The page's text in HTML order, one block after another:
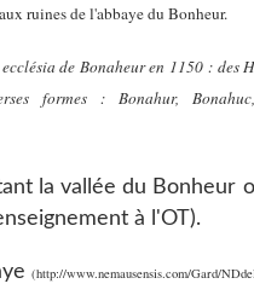
ruines de l'abbaye du Bonheur.
de Bonaheur en 1150 : des
formes : Bonahur,
la vallée du Bonheur
à l'OT).
(http://www.nemausensis.com/Gard/